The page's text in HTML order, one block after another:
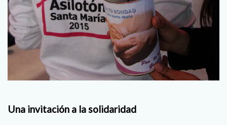
Una invitación a la solidaridad